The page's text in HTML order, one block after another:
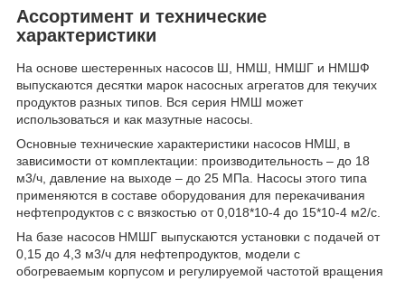
Ассортимент и технические
характеристики
На основе шестеренных насосов Ш, НМШ, НМШГ и НМШФ
выпускаются десятки марок насосных агрегатов для текучих
продуктов разных типов. Вся серия НМШ может
использоваться и как мазутные насосы.
Основные технические характеристики насосов НМШ, в
зависимости от комплектации: производительность – до 18
м3/ч, давление на выходе – до 25 МПа. Насосы этого типа
применяются в составе оборудования для перекачивания
нефтепродуктов с с вязкостью от 0,018*10-4 до 15*10-4 м2/с.
На базе насосов НМШГ выпускаются установки с подачей от
0,15 до 4,3 м3/ч для нефтепродуктов, модели с
обогреваемым корпусом и регулируемой частотой вращения